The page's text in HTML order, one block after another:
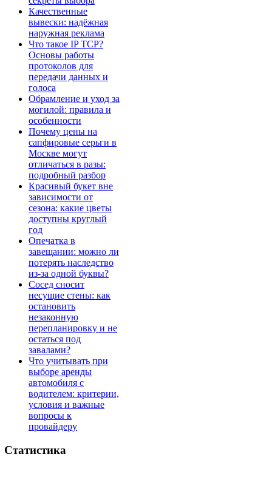
Качественные
вывески: надёжная
наружная реклама
Что такое IP TCP?
Основы работы
протоколов для
передачи данных и
голоса
Обрамление и уход за
могилой: правила и
особенности
Почему цены на
сапфировые серьги в
Москве могут
отличаться в разы:
подробный разбор
Красивый букет вне
зависимости от
сезона: какие цветы
доступны круглый
год
Опечатка в
завещании: можно ли
потерять наследство
из-за одной буквы?
Сосед сносит
несущие стены: как
остановить
незаконную
перепланировку и не
остаться под
завалами?
Что учитывать при
выборе аренды
автомобиля с
водителем: критерии,
условия и важные
вопросы к
провайдеру
Статистика